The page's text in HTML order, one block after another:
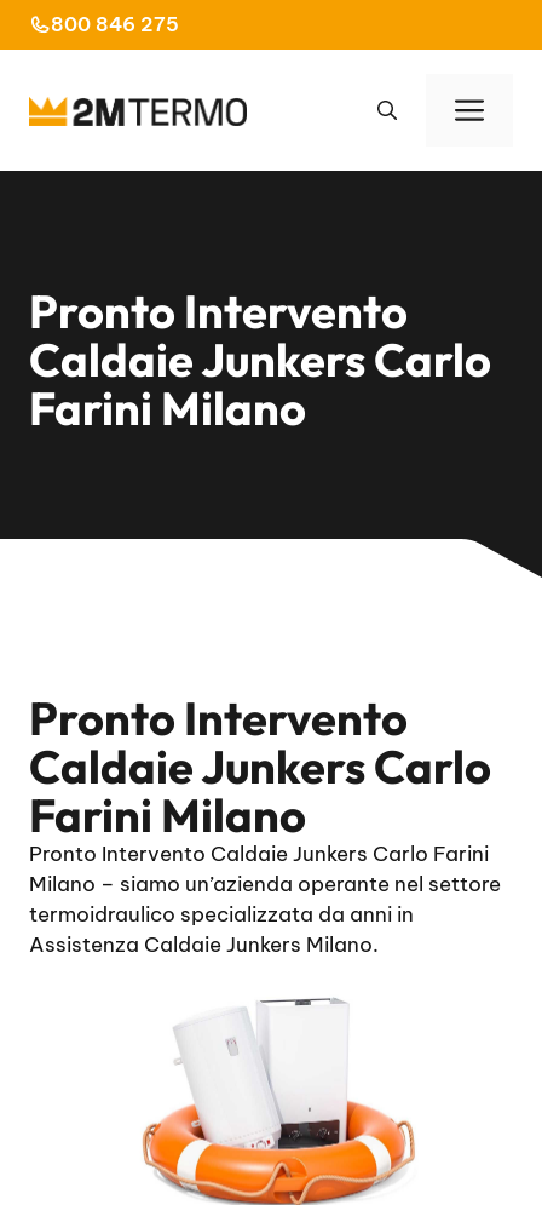
al
800 846 275
Pronto Intervento
Caldaie Junkers Carlo
Farini Milano
Pronto Intervento
Caldaie Junkers Carlo
Farini Milano
Pronto Intervento Caldaie Junkers Carlo Farini
Milano – siamo un’azienda operante nel settore
termoidraulico specializzata da anni in
Assistenza Caldaie Junkers Milano.